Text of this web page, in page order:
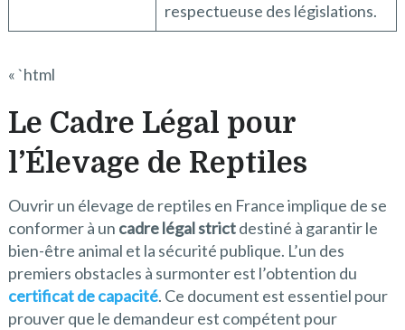
respectueuse des législations.
« `html
Le Cadre Légal pour
l’Élevage de Reptiles
Ouvrir un élevage de reptiles en France implique de se
conformer à un cadre légal strictdestiné à garantir le
bien-être animal et la sécurité publique. L’un des
premiers obstacles à surmonter est l’obtention du
certificat de capacité. Ce document est essentiel pour
prouver que le demandeur est compétent pour